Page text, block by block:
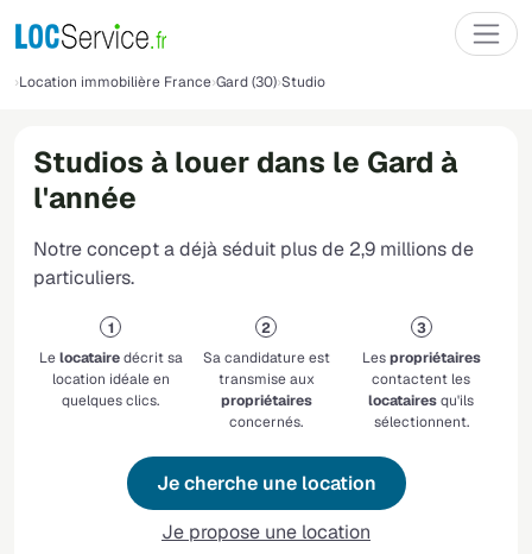
Location immobilière France Gard (30) Studio
Studios à louer dans le Gard à
l'année
Notre concept a déjà séduit plus de 2,9 millions de
particuliers.
Lelocatairedécrit sa
location idéale en
quelques clics.
Sa candidature est
transmise aux
propriétaires
concernés.
Lespropriétaires
contactent les
locatairesqu'ils
sélectionnent.
Je cherche une location
Je propose une location